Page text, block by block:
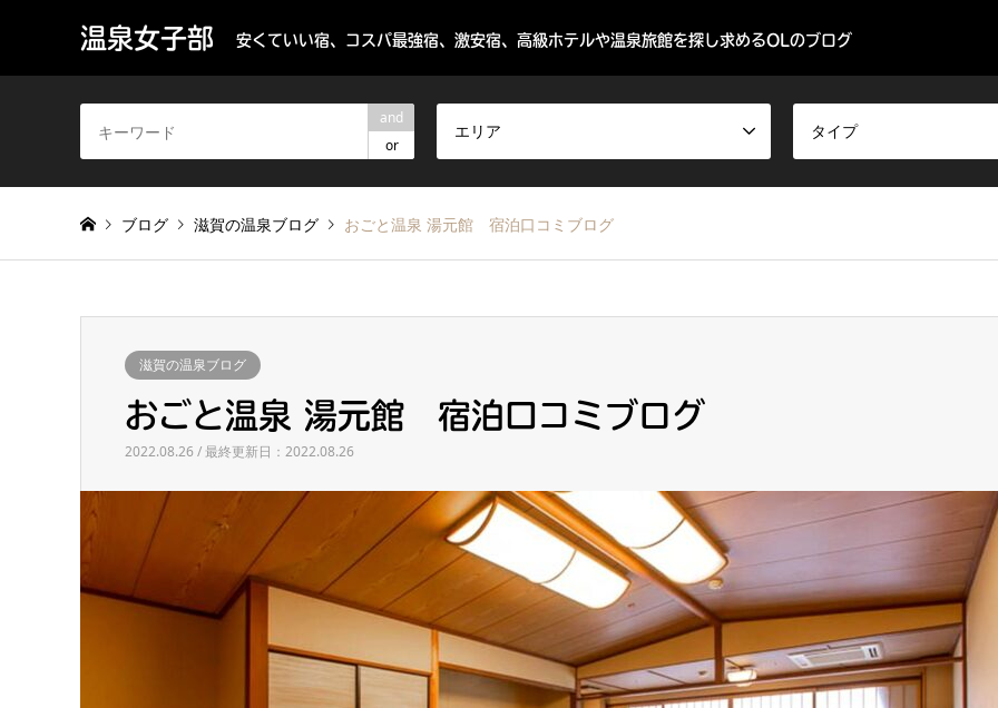
温泉女子部 安くていい宿、コスパ最強宿、激安宿、高級ホテルや温泉旅館を探し求めるOLのブログ
and
or
エリア タイプ
ブログ 滋賀の温泉ブログ おごと温泉 湯元館 宿泊口コミブログ
滋賀の温泉ブログ
おごと温泉 湯元館 宿泊口コミブログ
2022.08.26 / 最終更新日：2022.08.26